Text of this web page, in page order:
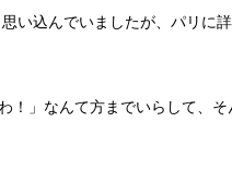
い込んでいましたが、パリに
！」なんて方までいらして、